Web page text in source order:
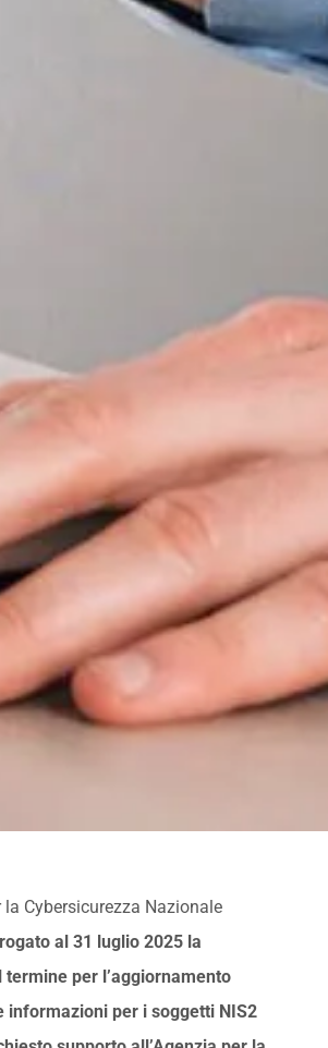
la Cybersicurezza Nazionale
al 31 luglio 2025 la
termine per l’aggiornamento
informazioni per i soggetti NIS2